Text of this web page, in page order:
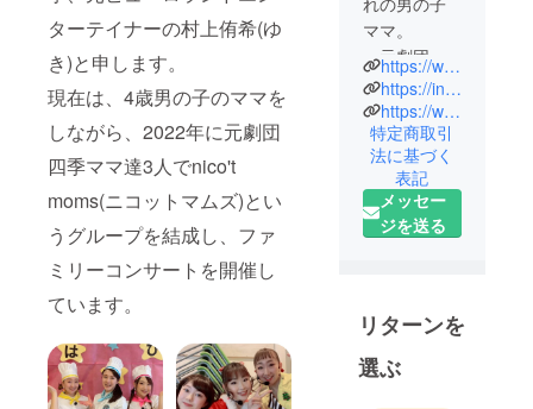
ターテイナーの村上侑希(ゆ
き)と申します。
現在は、4歳男の子のママを
しながら、2022年に元劇団
四季ママ達3人でnico't
moms(ニコットマムズ)とい
うグループを結成し、ファ
ミリーコンサートを開催し
ています。
ママ。
・元劇団四
季、元
ピューロラ
ンド ライブ
エンターテ
イナー
・ファミ
リーコン
出演
【元劇団四
季ママ達
https://www.facebook.com/profile.php?id=100002793920978
https://instagram.com/nicot.moms?igshid=YmMyMTA2M2Y=
https://www.instagram.com/yuki.m_34?igsh=cGt5eXN5dDQ0ejV3
特定商取引
法に基づく
表記
メッセー
ジを送る
リターンを
選ぶ